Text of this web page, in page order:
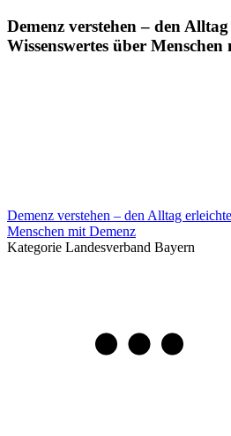
Demenz verstehen – den
Wissenswertes über Menschen
Demenz verstehen – den Alltag
Menschen mit Demenz
Kategorie Landesverband Bayern